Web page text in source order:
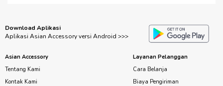
Download Aplikasi
Aplikasi Asian Accessory versi Android >>>
Asian Accessory
Tentang Kami
Kontak Kami
Layanan Pelanggan
Cara Belanja
Biaya Pengiriman